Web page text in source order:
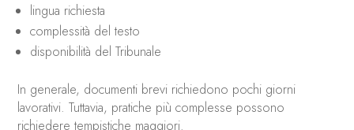
lingua richiesta
complessità del testo
disponibilità del Tribunale
In generale, documenti brevi richiedono pochi giorni
lavorativi. Tuttavia, pratiche più complesse possono
richiedere tempistiche maggiori.